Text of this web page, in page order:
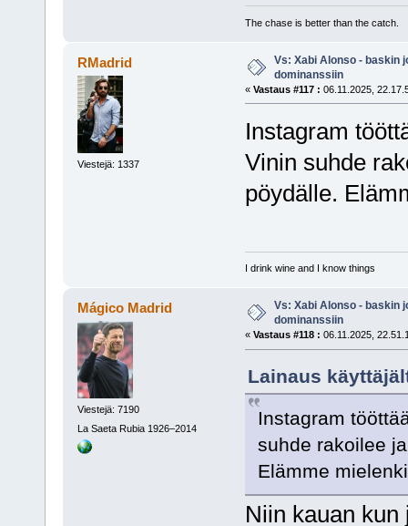
The chase is better than the catch.
RMadrid
Viestejä: 1337
Vs: Xabi Alonso - baskin
dominanssiin
« Vastaus #117 : 06.11.2025,
Instagram
Vinin suhde
pöydälle.
I drink wine and I know things
Mágico Madrid
Viestejä: 7190
La Saeta Rubia 1926–2014
Vs: Xabi Alonso - baskin
dominanssiin
« Vastaus #118 : 06.11.2025,
Lainaus
Instagram
suhde rakoilee
Elämme
Niin kauan